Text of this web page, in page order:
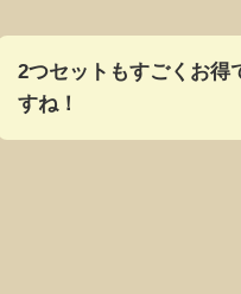
2つセットもすごくお得
すね！